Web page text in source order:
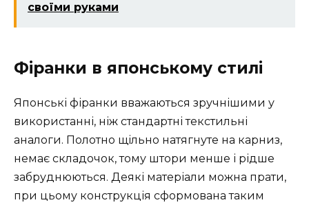
своїми руками
Фіранки в японському стилі
Японські фіранки вважаються зручнішими у
використанні, ніж стандартні текстильні
аналоги. Полотно щільно натягнуте на карниз,
немає складочок, тому штори менше і рідше
забруднюються. Деякі матеріали можна прати,
при цьому конструкція сформована таким